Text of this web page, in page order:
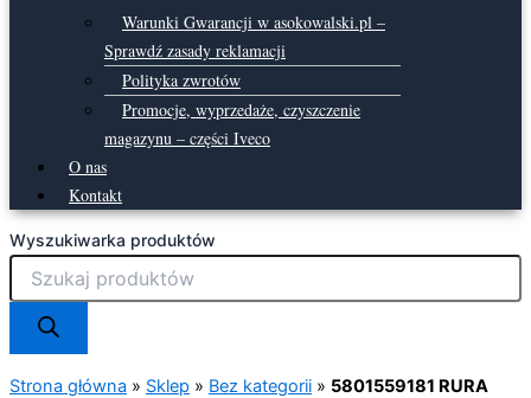
Warunki Gwarancji w asokowalski.pl –
Sprawdź zasady reklamacji
Polityka zwrotów
Promocje, wyprzedaże, czyszczenie
magazynu – części Iveco
O nas
Kontakt
Wyszukiwarka produktów
Strona główna » Sklep » Bez kategorii » 5801559181 RURA